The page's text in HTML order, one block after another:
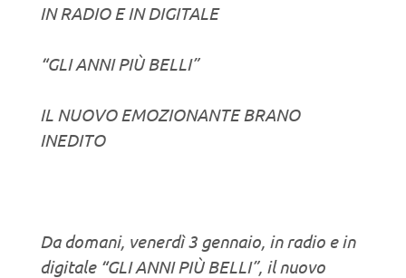
IN RADIO E IN DIGITALE
“GLI ANNI PIÙ BELLI”
IL NUOVO EMOZIONANTE BRANO
INEDITO
Da domani, venerdì 3 gennaio, in radio e in
digitale “GLI ANNI PIÙ BELLI”, il nuovo